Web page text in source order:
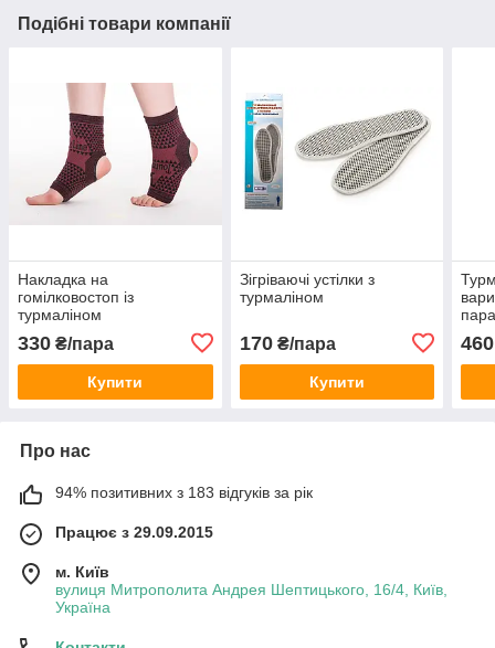
Подібні товари компанії
Накладка на
гомілковостоп із
турмаліном
330 ₴/пара
Купити
Зігріваючі устілки з
турмаліном
170₴/пара
Купити
460
Про нас
94% позитивних з 183 відгуків за рік
Працює з 29.09.2015
м. Київ
вулиця Митрополита Андрея Шептицького, 16/4, Київ,
Україна